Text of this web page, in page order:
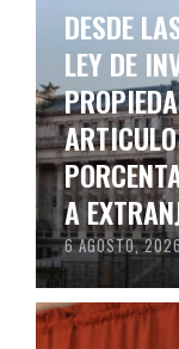
DESDE
LEY DE
A
6 AGOSTO,